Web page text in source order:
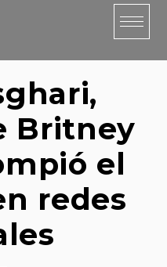
Britney
el
redes